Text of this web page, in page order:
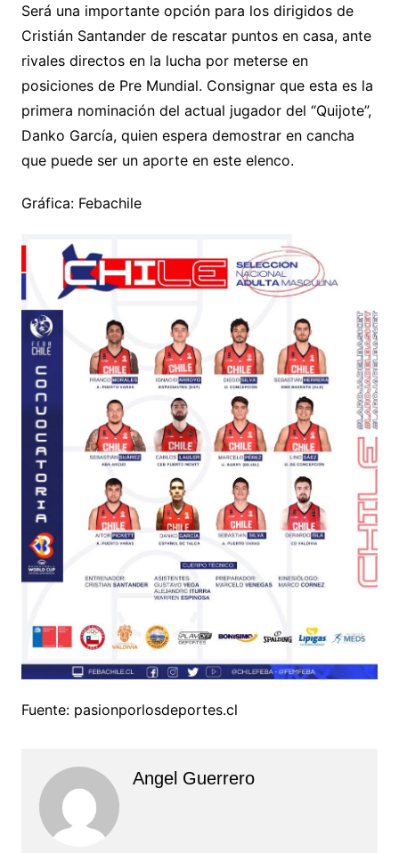
Será una importante opción para los dirigidos de
Cristián Santander de rescatar puntos en casa, ante
rivales directos en la lucha por meterse en
posiciones de Pre Mundial. Consignar que esta es la
primera nominación del actual jugador del “Quijote”,
Danko García, quien espera demostrar en cancha
que puede ser un aporte en este elenco.
Gráfica: Febachile
Fuente: pasionporlosdeportes.cl
Angel Guerrero